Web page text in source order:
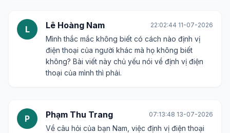
L Lê Hoàng Nam 22:02:44 11-07-2026
Mình thắc mắc không biết có cách nào định vị
điện thoại của người khác mà họ không biết
không? Bài viết này chủ yếu nói về định vị điện
thoại của mình thì phải.
P Phạm Thu Trang 07:13:48 13-07-2026
Về câu hỏi của bạn Nam, việc định vị điện thoại